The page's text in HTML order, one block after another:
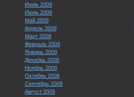
Июль 2009
Июнь 2009
Май 2009
Апрель 2009
Март 2009
Февраль 2009
Январь 2009
Декабрь 2008
Ноябрь 2008
Октябрь 2008
Сентябрь 2008
Август 2008